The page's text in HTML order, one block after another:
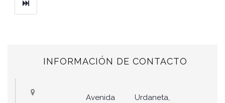
Ultimo
INFORMACIÓN DE CONTACTO
Avenida Urdaneta,